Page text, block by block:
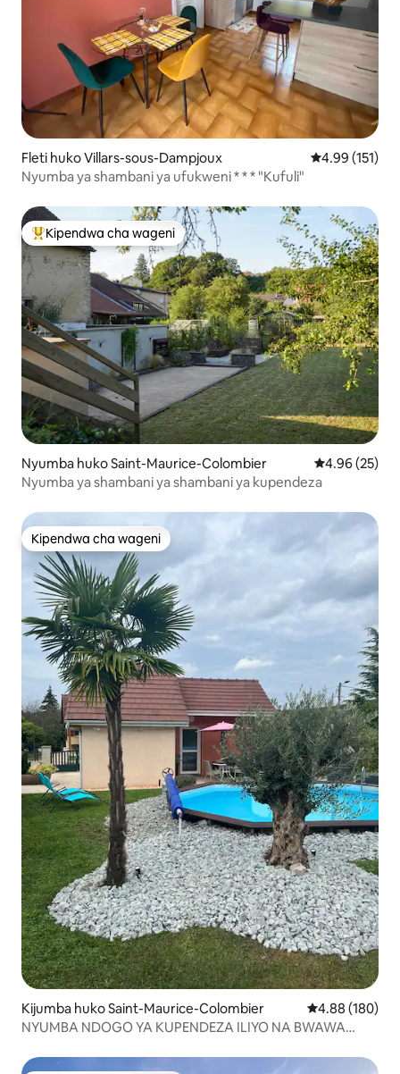
Fleti huko Villars-sous-Dampjoux Ukadiriaji wa
4.99 (151)
Nyumba ya shambani ya ufukweni * * * "Kufuli"
Kipendwa maarufu cha wageni
Kipendwa cha wageni
Nyumba huko Saint-Maurice-Colombier Ukadiriaji wa
4.96 (25)
Nyumba ya shambani ya shambani ya kupendeza
Kipendwa cha wageni
Kipendwa cha wageni
Kijumba huko Saint-Maurice-Colombier Ukadiriaji wa
4.88 (180)
NYUMBA NDOGO YA KUPENDEZA ILIYO NA BWAWA